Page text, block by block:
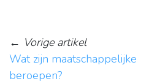
← Vorige artikel
Wat zijn maatschappelijke
beroepen?